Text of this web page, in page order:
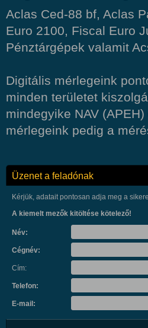
Aclas Ced-88 bf, Aclas
Euro 2100, Fiscal Euro
Pénztárgépek valamit
Digitális mérlegeink
minden területet
mindegyike NAV
mérlegeink pedig a
Üzenet a feladónak
Kérjük, adatait pontosan adja meg a
A kiemelt mezők kitöltése kötelező!
Név:
Cégnév:
Cím:
Telefon:
E-mail: